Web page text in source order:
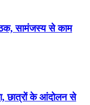
सामंजस्य से काम
छात्रों के आंदोलन से